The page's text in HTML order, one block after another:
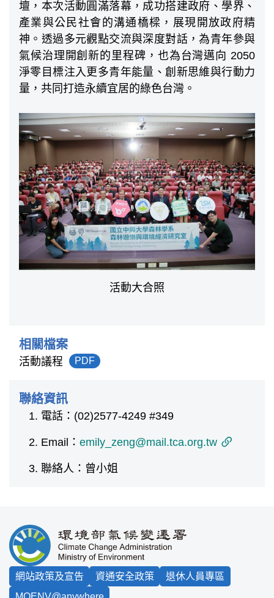
壇，本次活動圓滿落幕，成功搭建政府、學界、
產業與公民社會的溝通橋樑，展現開放政府精
神。透過多元觀點交流與深度對話，為青年參與
氣候治理開創新的里程碑，也為台灣邁向 2050
淨零目標注入更多青年能量、創新思維與行動力
量，共同打造永續宜居的綠色台灣。
活動大合照
相關檔案
活動議程 PDF
聯絡資訊
電話：(02)2577-4249 #349
Email： emily_zeng@mail.tca.org.tw
聯絡人：曾小姐
網站政策及宣告 資通安全政策
退休人員專區